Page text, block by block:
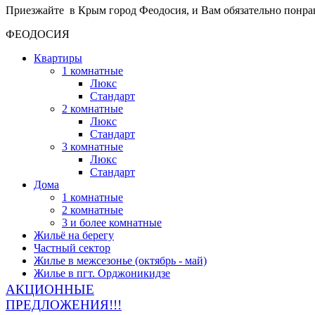
Приезжайте в Крым город Феодосия, и Вам обязательно
ФЕОДОСИЯ
Квартиры
1 комнатные
Люкс
Стандарт
2 комнатные
Люкс
Стандарт
3 комнатные
Люкс
Стандарт
Дома
1 комнатные
2 комнатные
3 и более комнатные
Жильё на берегу
Частный сектор
Жилье в межсезонье (октябрь - май)
Жилье в пгт. Орджоникидзе
АКЦИОННЫЕ
ПРЕДЛОЖЕНИЯ!!!